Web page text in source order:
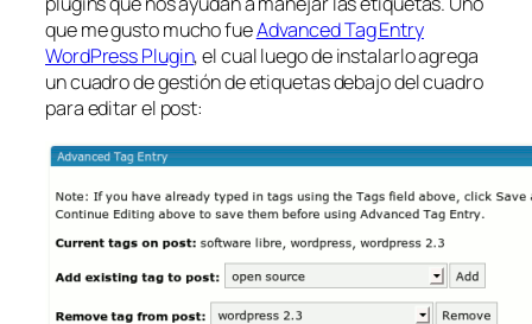
que me gusto mucho fueAdvanced Tag Entry
WordPress Plugin, el cual luego de instalarlo agrega
un cuadro de gestión de etiquetas debajo del cuadro
para editar el post: